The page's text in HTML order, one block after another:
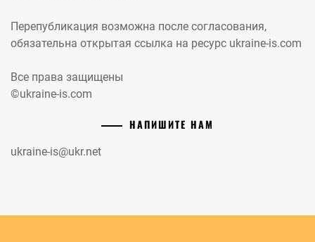
Перепубликация возможна после согласования,
обязательна открытая ссылка на ресурс ukraine-is.com
Все права защищены
©ukraine-is.com
НАПИШИТЕ НАМ
ukraine-is@ukr.net